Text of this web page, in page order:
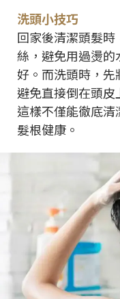
洗頭小技巧
回家後清潔頭髮
絲，避免用過燙
好。而洗頭時，先
避免直接倒在頭皮
這樣不僅能徹底
髮根健康。